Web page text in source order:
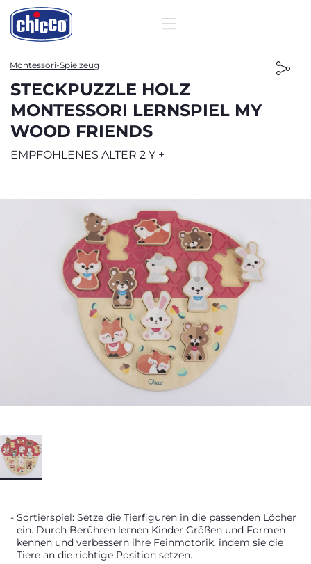
Montessori-Spielzeug
STECKPUZZLE HOLZ
MONTESSORI LERNSPIEL MY
WOOD FRIENDS
EMPFOHLENES ALTER 2 Y +
Sortierspiel: Setze die Tierfiguren in die passenden Löcher
ein. Durch Berühren lernen Kinder Größen und Formen
kennen und verbessern ihre Feinmotorik, indem sie die
Tiere an die richtige Position setzen.